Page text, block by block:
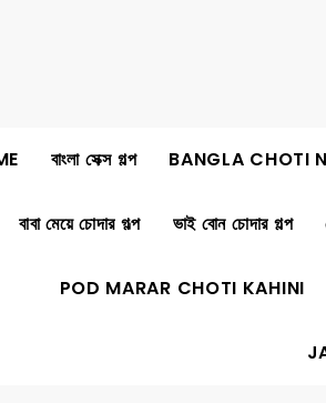
বাংলা সেক্স গল্প BANGLA CHOTI
বাবা মেয়ে চোদার গল্প ভাই বোন চোদার গল্প
POD MARAR CHOTI KAHINI